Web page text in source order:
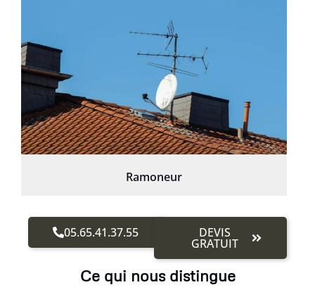
Ramoneur
05.65.41.37.55 DEVIS
GRATUIT
Ce qui nous distingue